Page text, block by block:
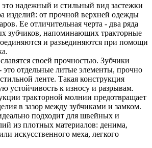
надежный и стильный вид застежки
изделий: от прочной верхней одежды
Ее отличительная черта - два ряда
зубчиков, напоминающих тракторные
и разъединяются при помощи
своей прочностью. Зубчики
отдельные литые элементы, прочно
ленте. Такая конструкция
устойчивость к износу и разрывам.
тракторной молнии предотвращает
в зазор между зубчиками и замком.
подходит для швейных и
из плотных материалов: денима,
искусственного меха, легкого